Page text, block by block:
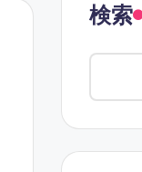
検索